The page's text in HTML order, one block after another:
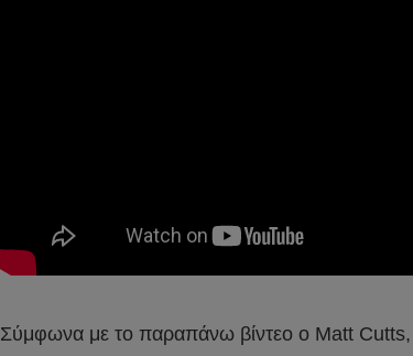
Σύμφωνα με το παραπάνω βίντεο ο Matt Cutts,